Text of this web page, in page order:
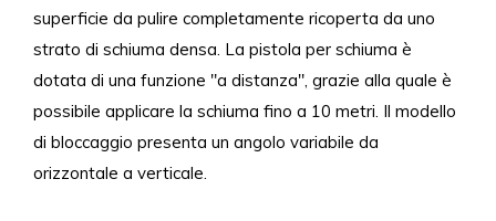
superficie da pulire completamente ricoperta da uno
strato di schiuma densa. La pistola per schiuma è
dotata di una funzione "a distanza", grazie alla quale è
possibile applicare la schiuma fino a 10 metri. Il modello
di bloccaggio presenta un angolo variabile da
orizzontale a verticale.